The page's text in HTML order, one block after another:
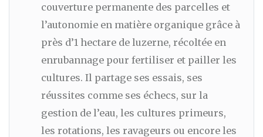
couverture permanente des parcelles et
l’autonomie en matière organique grâce à
près d’1 hectare de luzerne, récoltée en
enrubannage pour fertiliser et pailler les
cultures. Il partage ses essais, ses
réussites comme ses échecs, sur la
gestion de l’eau, les cultures primeurs,
les rotations, les ravageurs ou encore les